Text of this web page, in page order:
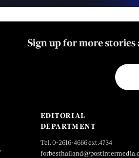
Sign up for more
EDITORIAL
DEPARTMENT
Tel. 0-2616-4666 ext.4734